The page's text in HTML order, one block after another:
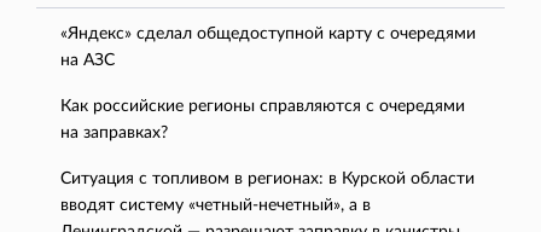
«Яндекс» сделал общедоступной карту с очередями
на АЗС
Как российские регионы справляются с очередями
на заправках?
Ситуация с топливом в регионах: в Курской области
вводят систему «четный-нечетный», а в